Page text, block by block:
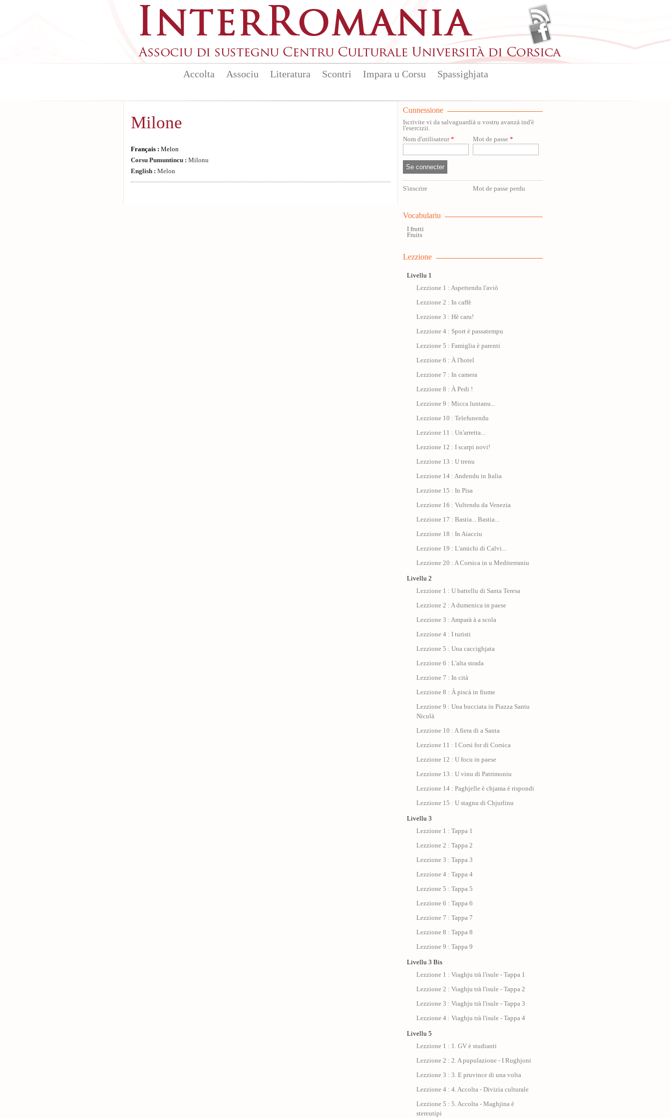
Accolta Associu Literatura Scontri Impara u Corsu Spassighjata
Milone
Français : Melon
Corsu Pumuntincu : Milonu
English : Melon
Cunnessione
Iscrivite vi da salvaguardià u vostru avanzà ind'è
l'esercizii.
Nom d'utilisateur* Mot de passe *
S'inscrire Mot de passe perdu
Vocabulariu
I frutti
Fruits
Lezzione
Livellu 1
Lezzione 1 : Aspettendu l'aviò
Lezzione 2 : In caffè
Lezzione 3 : Hè caru!
Lezzione 4 : Sport è passatempu
Lezzione 5 : Famiglia è parenti
Lezzione 6 : À l'hotel
Lezzione 7 : In camera
Lezzione 8 : À Pedi !
Lezzione 9 : Micca luntanu...
Lezzione 10 : Telefunendu
Lezzione 11 : Un'arretta...
Lezzione 12 : I scarpi novi!
Lezzione 13 : U trenu
Lezzione 14 : Andendu in Italia
Lezzione 15 : In Pisa
Lezzione 16 : Vultendu da Venezia
Lezzione 17 : Bastia... Bastia...
Lezzione 18 : In Aiacciu
Lezzione 19 : L'amichi di Calvi...
Lezzione 20 : A Corsica in u Mediterraniu
Livellu 2
Lezzione 1 : U battellu di Santa Teresa
Lezzione 2 : A dumenica in paese
Lezzione 3 : Amparà à a scola
Lezzione 4 : I turisti
Lezzione 5 : Una caccighjata
Lezzione 6 : L'alta strada
Lezzione 7 : In cità
Lezzione 8 : À piscà in fiume
Lezzione 9 : Una bucciata in Piazza Santu
Niculà
Lezzione 10 : A fiera di a Santa
Lezzione 11 : I Corsi for di Corsica
Lezzione 12 : U focu in paese
Lezzione 13 : U vinu di Patrimoniu
Lezzione 14 : Paghjelle è chjama è rispondi
Lezzione 15 : U stagnu di Chjurlinu
Livellu 3
Lezzione 1 : Tappa 1
Lezzione 2 : Tappa 2
Lezzione 3 : Tappa 3
Lezzione 4 : Tappa 4
Lezzione 5 : Tappa 5
Lezzione 6 : Tappa 6
Lezzione 7 : Tappa 7
Lezzione 8 : Tappa 8
Lezzione 9 : Tappa 9
Livellu 3 Bis
Lezzione 1 : Viaghju trà l'isule - Tappa 1
Lezzione 2 : Viaghju trà l'isule - Tappa 2
Lezzione 3 : Viaghju trà l'isule - Tappa 3
Lezzione 4 : Viaghju trà l'isule - Tappa 4
Livellu 5
Lezzione 1 : 1. GV è studianti
Lezzione 2 : 2. A pupulazione - I Rughjoni
Lezzione 3 : 3. E pruvince di una volta
Lezzione 4 : 4. Accolta - Divizia culturale
Lezzione 5 : 5. Accolta - Maghjina è
stereutipi